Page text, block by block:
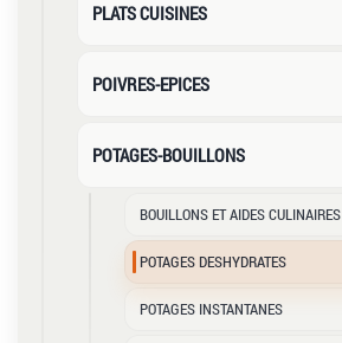
PLATS CUISINES
POIVRES-EPICES
POTAGES-BOUILLONS
BOUILLONS ET AIDES CULINAIRES
POTAGES DESHYDRATES
POTAGES INSTANTANES